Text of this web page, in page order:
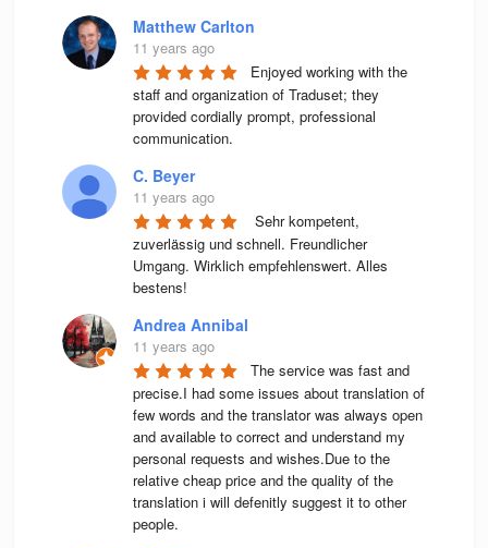
Matthew Carlton
11 years ago
Enjoyed working with the
staff and organization of Traduset; they
provided cordially prompt, professional
communication.
C. Beyer
11 years ago
Sehr kompetent,
zuverlässig und schnell. Freundlicher
Umgang. Wirklich empfehlenswert. Alles
bestens!
Andrea Annibal
11 years ago
The service was fast and
precise.I had some issues about translation of
few words and the translator was always open
and available to correct and understand my
personal requests and wishes.Due to the
relative cheap price and the quality of the
translation i will defenitly suggest it to other
people.